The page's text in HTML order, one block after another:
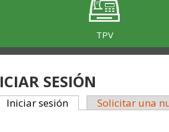
TPV
SESIÓN
TABS
Iniciar sesión (solapa activa)
Solicitar una